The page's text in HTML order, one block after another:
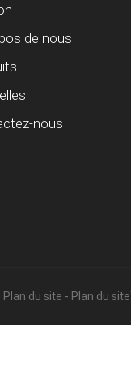
de nous
nous
Plan du site - Plan du